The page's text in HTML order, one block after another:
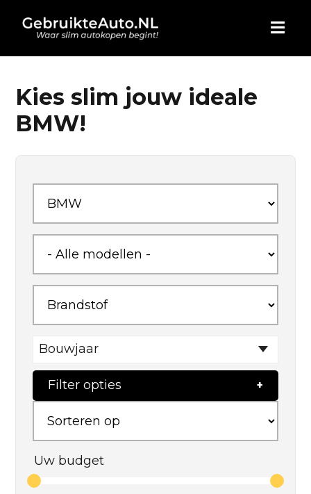
HOME
AUTO KOPEN
BLOG
WIE ZIJN WIJ
CONTACT
Kies slim jouw ideale
BMW!
Bouwjaar
Filter opties
Uw budget